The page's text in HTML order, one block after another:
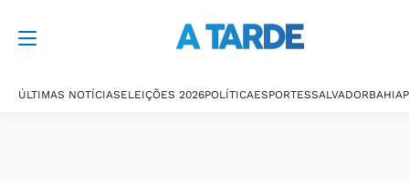
ÚLTIMAS NOTÍCIASELEIÇÕES 2026POLÍTICAESPORTESSALVADORBAHIA